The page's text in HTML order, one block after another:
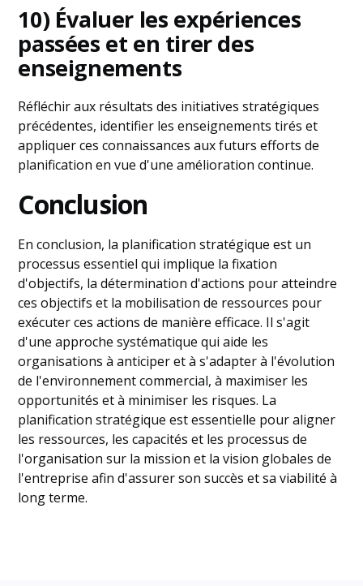
10) Évaluer les expériences
passées et en tirer des
enseignements
Réfléchir aux résultats des initiatives stratégiques
précédentes, identifier les enseignements tirés et
appliquer ces connaissances aux futurs efforts de
planification en vue d'une amélioration continue.
Conclusion
En conclusion, la planification stratégique est un
processus essentiel qui implique la fixation
d'objectifs, la détermination d'actions pour atteindre
ces objectifs et la mobilisation de ressources pour
exécuter ces actions de manière efficace. Il s'agit
d'une approche systématique qui aide les
organisations à anticiper et à s'adapter à l'évolution
de l'environnement commercial, à maximiser les
opportunités et à minimiser les risques. La
planification stratégique est essentielle pour aligner
les ressources, les capacités et les processus de
l'organisation sur la mission et la vision globales de
l'entreprise afin d'assurer son succès et sa viabilité à
long terme.